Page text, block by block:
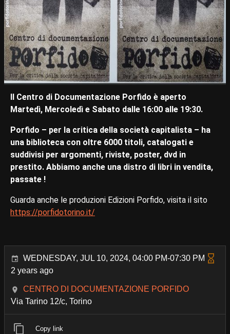
Il Centro di Documentazione Porfido è aperto
Martedì, Mercoledì e Sabato dalle 16:00 alle 19:30.
Porfido – per la critica della società capitalista – ha
una biblioteca con oltre 6000 titoli, catalogati e
suddivisi per argomenti, riviste, poster, dvd in
prestito. Abbiamo anche una distro di libri in vendita,
passate !
Guarda anche le produzioni Edizioni Porfido, visita il sito
https://porfidotorino.it/
WEDNESDAY, JUL 10, 2024, 04:00 PM-07:30 PM
2 years ago
CENTRO DI DOCUMENTAZIONE PORFIDO
Via Tarino 12/c, Torino
Copy link